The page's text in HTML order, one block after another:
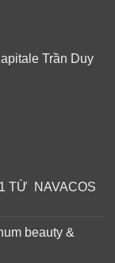
Trần Duy
TỪ NAVACOS
beauty &